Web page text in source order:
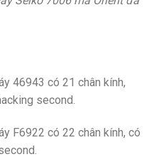
46943 có 21 chân kính,
second.
F6922 có 22 chân kính, có